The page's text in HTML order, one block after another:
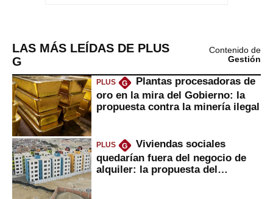
LAS MÁS LEÍDAS DE PLUS
G
Contenido de
Gestión
PLUS G
Plantas procesadoras de
oro en la mira del Gobierno: la
propuesta contra la minería ilegal
PLUS G
Viviendas sociales
quedarían fuera del negocio de
alquiler: la propuesta del